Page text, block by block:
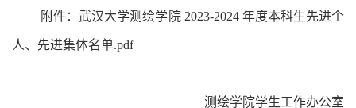
附件：武汉大学测绘学院 2023-2024 年度本科生先进个
人、先进集体名单.pdf
测绘学院学生工作办公室